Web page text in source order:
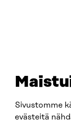
Sivustomme
evästeitä
SITRA